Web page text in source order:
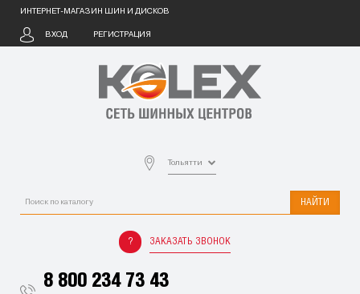
ИНТЕРНЕТ-МАГАЗИН ШИН И ДИСКОВ
ВХОД РЕГИСТРАЦИЯ
Тольятти
НАЙТИ
ЗАКАЗАТЬ ЗВОНОК
8 800 234 73 43